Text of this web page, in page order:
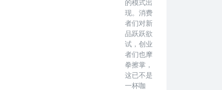
的模式出
现。消费
者们对新
品跃跃欲
试，创业
者们也摩
拳擦掌，
这已不是
一杯咖